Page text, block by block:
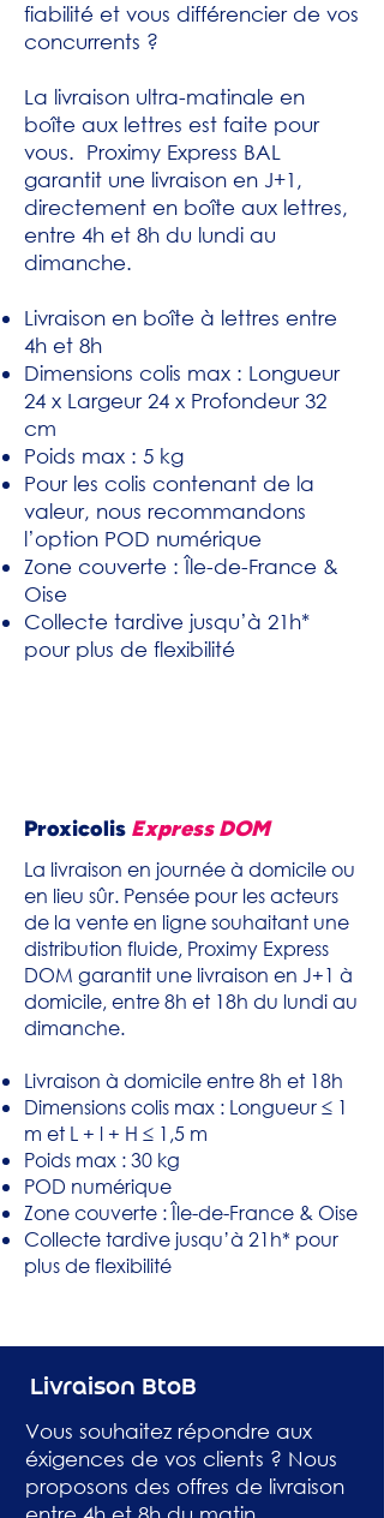
fiabilité et vous différencier de vos
concurrents ?
La livraison ultra-matinale en
boîte aux lettres est faite pour
vous. Proximy Express BAL
garantit une livraison en J+1,
directement en boîte aux lettres,
entre 4h et 8h du lundi au
dimanche.
Livraison en boîte à lettres entre
4h et 8h
Dimensions colis max : Longueur
24 x Largeur 24 x Profondeur 32
cm
Poids max : 5 kg
Pour les colis contenant de la
valeur, nous recommandons
l’option POD numérique
Zone couverte : Île-de-France &
Oise
Collecte tardive jusqu’à 21h*
pour plus de flexibilité
Proxicolis Express DOM
La livraison en journée à domicile ou
en lieu sûr. Pensée pour les acteurs
de la vente en ligne souhaitant une
distribution fluide, Proximy Express
DOM garantit une livraison en J+1 à
domicile, entre 8h et 18h du lundi au
dimanche.
Livraison à domicile entre 8h et 18h
Dimensions colis max : Longueur ≤ 1
m et L + l + H ≤ 1,5 m
Poids max : 30 kg
POD numérique
Zone couverte : Île-de-France & Oise
Collecte tardive jusqu’à 21h* pour
plus de flexibilité
Livraison BtoB
Vous souhaitez répondre aux
éxigences de vos clients ? Nous
proposons des offres de livraison